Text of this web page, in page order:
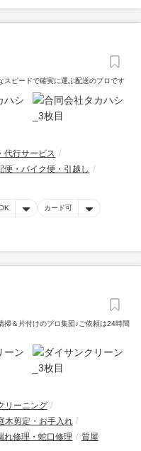
スピードで確実に運ぶ配送のプロです
代行サービス
便・バイク便・引越し
カード可
掃＆片付けのプロ集団♪ご依頼は24時間
リーニング
木剪定・お手入れ
れ修理・蛇口修理 質屋